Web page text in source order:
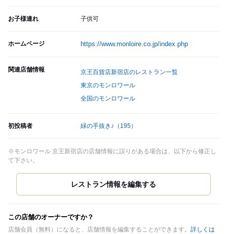
お子様連れ 子供可
ホームページ https://www.monloire.co.jp/index.php
関連店舗情報
京王百貨店新宿店のレストラン一覧
東京のモンロワール
全国のモンロワール
初投稿者 緑の手抜き♪ （195）
※モンロワール 京王新宿店の店舗情報に誤りがある場合は、以下から修正し
て下さい。
この店舗のオーナーですか？
店舗会員（無料）になると、店舗情報を編集することができます。 詳しくは